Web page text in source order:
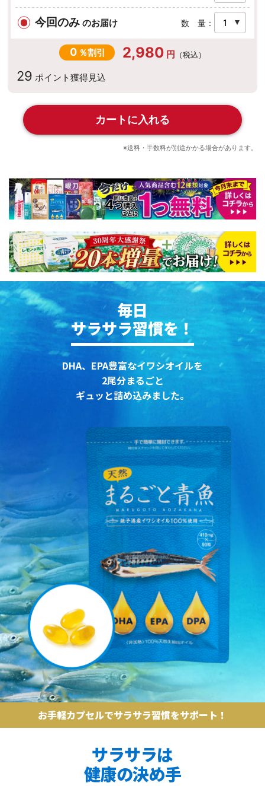
今回のみ のお届け 数 量：
0 ％割引 2,980 円 （税込）
29 ポイント獲得見込
カートに入れる
※送料・手数料が別途かかる場合があります。
毎日
サラサラ習慣を！
DHA、EPA豊富なイワシオイルを
2尾分まるごと
ギュッと詰め込みました。
お手軽カプセルでサラサラ習慣をサポート！
サラサラは
健康の決め手